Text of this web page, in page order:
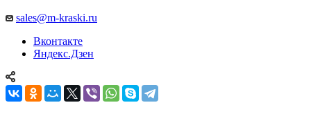
sales@m-kraski.ru
Вконтакте
Яндекс.Дзен